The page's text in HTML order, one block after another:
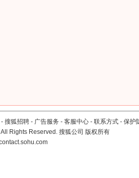
- 搜狐招聘 - 广告服务 - 客服中心 - 联系方式 - 保护
Rights Reserved. 搜狐公司 版权所有